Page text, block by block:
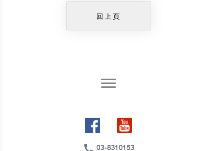
回上頁
call 03-8310153